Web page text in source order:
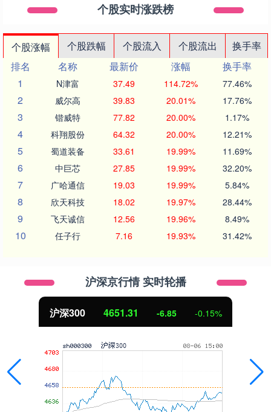
个股实时涨跌榜
个股涨幅 个股跌幅 个股流入 个股流出
换手率
排名
名称 最新价 涨幅
换手率
1
N津富 37.49 114.72% 77.46%
2 威尔高 39.83 20.01% 17.76%
3 锴威特 77.82 20.00% 1.17%
4 科翔股份 64.32 20.00% 12.21%
5 蜀道装备 33.61 19.99% 11.69%
6 中巨芯 27.85 19.99% 32.20%
7 广哈通信 19.03 19.99% 5.84%
8 欣天科技 18.02 19.97% 28.44%
9 飞天诚信 12.56 19.96% 8.49%
10 任子行 7.16 19.93% 31.42%
沪深京行情 实时轮播
北证50 1122.88 3.42